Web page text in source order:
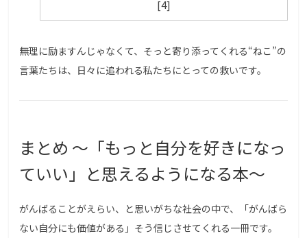
[4]
無理に励ますんじゃなくて、そっと寄り添ってくれる“ねこ”の
言葉たちは、日々に追われる私たちにとっての救いです。
まとめ 〜「もっと自分を好きになっ
ていい」と思えるようになる本〜
がんばることがえらい、と思いがちな社会の中で、「がんばら
ない自分にも価値がある」そう信じさせてくれる一冊です。